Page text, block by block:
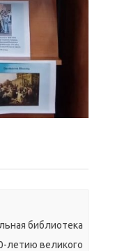
библиотека
летию великого